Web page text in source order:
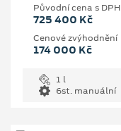
Původní cena s DPH
725 400 Kč
Cenové zvýhodnění
174 000 Kč
1 l
6st. manuální